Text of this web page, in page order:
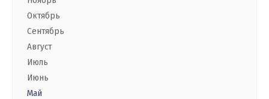
Октябрь
Сентябрь
Август
Июль
Июнь
Май